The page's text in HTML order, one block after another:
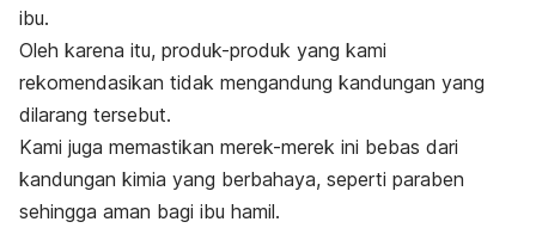
ibu.
Oleh karena itu, produk-produk yang kami
rekomendasikan tidak mengandung kandungan yang
dilarang tersebut.
Kami juga memastikan merek-merek ini bebas dari
kandungan kimia yang berbahaya, seperti paraben
sehingga aman bagi ibu hamil.